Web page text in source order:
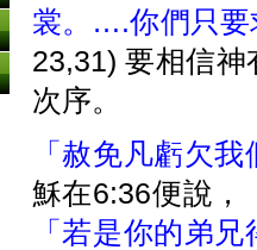
裳。….你們只要
23,31) 要相信
次序。
「赦免凡虧欠
穌在6:36便說，
「若是你的弟